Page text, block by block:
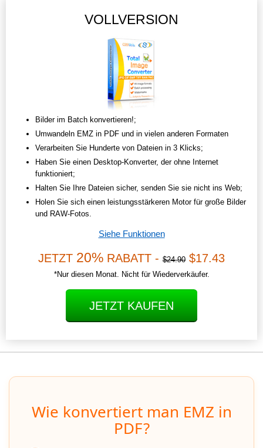
VOLLVERSION
Bilder im Batch konvertieren!;
Umwandeln EMZ in PDF und in vielen anderen Formaten
Verarbeiten Sie Hunderte von Dateien in 3 Klicks;
Haben Sie einen Desktop-Konverter, der ohne Internet
funktioniert;
Halten Sie Ihre Dateien sicher, senden Sie sie nicht ins Web;
Holen Sie sich einen leistungsstärkeren Motor für große Bilder
und RAW-Fotos.
Siehe Funktionen
JETZT 20% RABATT - $24.90 $17.43
*Nur diesen Monat. Nicht für Wiederverkäufer.
JETZT KAUFEN
Wie konvertiert man EMZ in
PDF?